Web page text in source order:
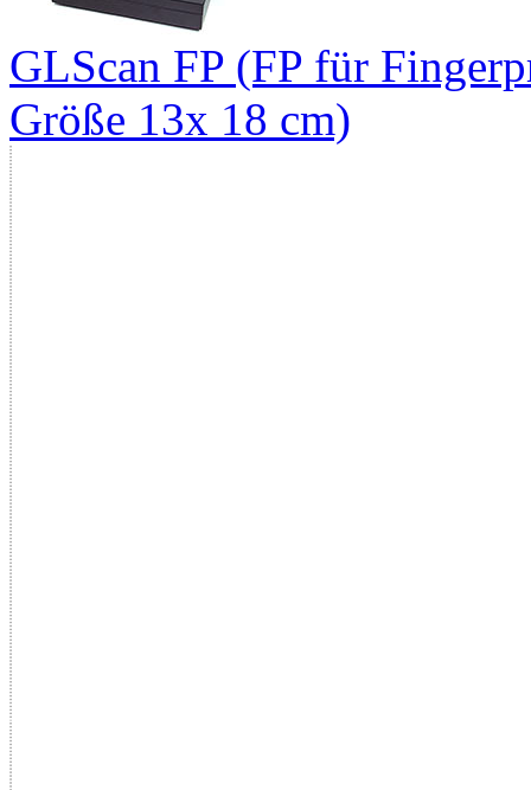
GLScan FP (FP für
Größe 13x 18 cm)